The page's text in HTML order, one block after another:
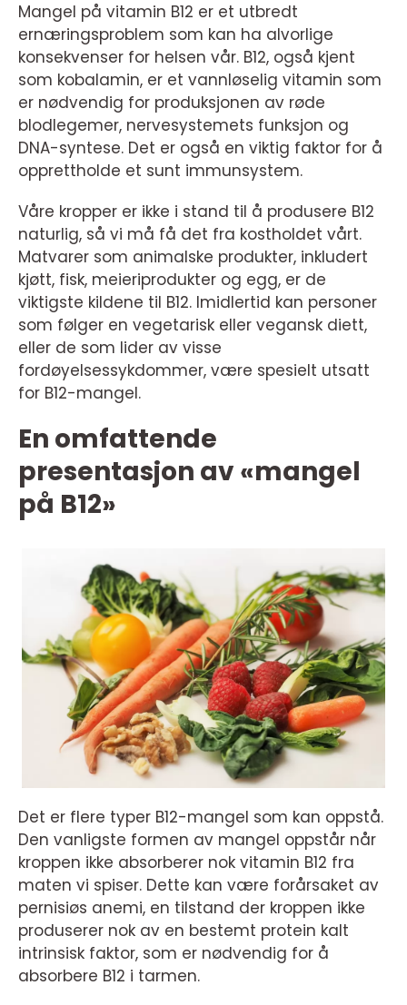
Mangel på vitamin B12 er et utbredt
ernæringsproblem som kan ha alvorlige
konsekvenser for helsen vår. B12, også kjent
som kobalamin, er et vannløselig vitamin som
er nødvendig for produksjonen av røde
blodlegemer, nervesystemets funksjon og
DNA-syntese. Det er også en viktig faktor for å
opprettholde et sunt immunsystem.
Våre kropper er ikke i stand til å produsere B12
naturlig, så vi må få det fra kostholdet vårt.
Matvarer som animalske produkter, inkludert
kjøtt, fisk, meieriprodukter og egg, er de
viktigste kildene til B12. Imidlertid kan personer
som følger en vegetarisk eller vegansk diett,
eller de som lider av visse
fordøyelsessykdommer, være spesielt utsatt
for B12-mangel.
En omfattende
presentasjon av «mangel
på B12»
Det er flere typer B12-mangel som kan oppstå.
Den vanligste formen av mangel oppstår når
kroppen ikke absorberer nok vitamin B12 fra
maten vi spiser. Dette kan være forårsaket av
pernisiøs anemi, en tilstand der kroppen ikke
produserer nok av en bestemt protein kalt
intrinsisk faktor, som er nødvendig for å
absorbere B12 i tarmen.